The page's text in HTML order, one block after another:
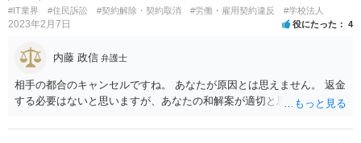
を請け負うことになったのかが問題です。 もし、「物理的にできな
い」という意味が、単に「契約に記載された納期では間に合わない」
ですから、契約解除は有効です。 「物理的にできない」が、そもそも
そのような開発は理論的に不可能（例えば、タイムマシンを作るとい
う契約等）であれば、契約自体が無効になる可能性があります。 いず
れの場合であっても、結局は、上記の「物理的にできない」部分を除
#IT業界 #住民訴訟 #契約解除・契約取消 #労働・雇用契約違反 #学校法人
2023年2月7日 役にたった 4
内藤 政信 弁護士
相手の都合のキャンセルですね。 あなたが原因とは思えません。 返金
する必要はないと思いますが、あなたの和解案が適切と思います。